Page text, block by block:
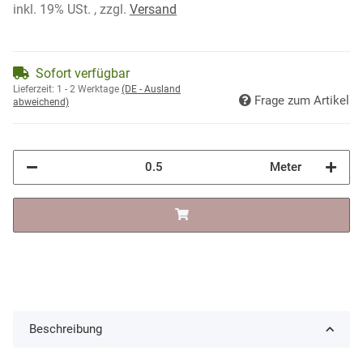
inkl. 19% USt. , zzgl. Versand
Sofort verfügbar
Lieferzeit: 1 - 2 Werktage (DE - Ausland
abweichend)
Frage zum Artikel
Meter
Beschreibung